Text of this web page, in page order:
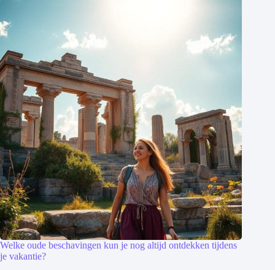
Welke oude beschavingen kun je nog altijd ontdekken tijdens
je vakantie?